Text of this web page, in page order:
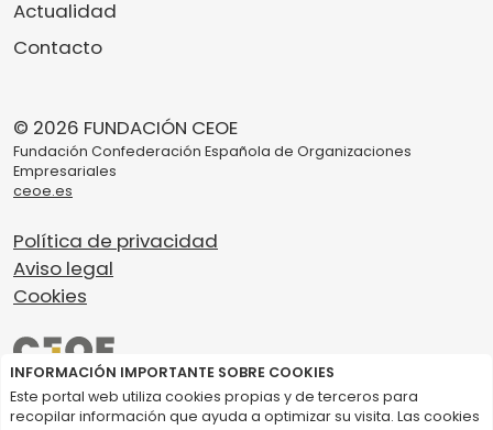
Actualidad
Contacto
© 2026 FUNDACIÓN CEOE
Fundación Confederación Española de Organizaciones
Empresariales
ceoe.es
Política de privacidad
Aviso legal
Cookies
INFORMACIÓN IMPORTANTE SOBRE COOKIES
Este portal web utiliza cookies propias y de terceros para
recopilar información que ayuda a optimizar su visita. Las cookies